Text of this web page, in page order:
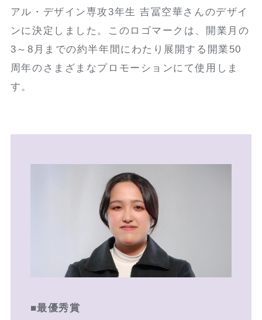
アル・デザイン専攻3年生 吉冨空華さんのデザイ
ンに決定しました。このロゴマークは、開業月の
3～8月までの約半年間にわたり展開する開業50
周年のさまざまなプロモーションにて使用しま
す。
■最優秀賞